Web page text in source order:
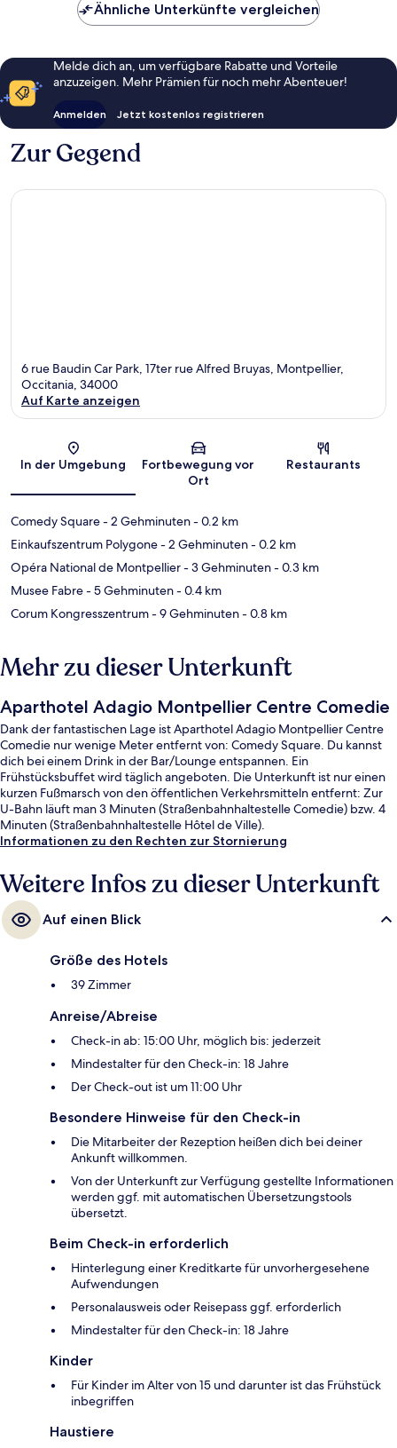
Ähnliche Unterkünfte vergleichen
Melde dich an, um verfügbare Rabatte und Vorteile
anzuzeigen. Mehr Prämien für noch mehr Abenteuer!
Anmelden Jetzt kostenlos registrieren
Zur Gegend
6 rue Baudin Car Park, 17ter rue Alfred Bruyas, Montpellier,
Occitania, 34000
Auf Karte anzeigen
In der Umgebung
Fortbewegung vor
Ort
Restaurants
Comedy Square- 2 Gehminuten- 0.2 km
Einkaufszentrum Polygone- 2 Gehminuten- 0.2 km
Opéra National de Montpellier- 3 Gehminuten- 0.3 km
Musee Fabre- 5 Gehminuten- 0.4 km
Corum Kongresszentrum- 9 Gehminuten- 0.8 km
Mehr zu dieser Unterkunft
Aparthotel Adagio Montpellier Centre Comedie
Dank der fantastischen Lage ist Aparthotel Adagio Montpellier Centre
Comedie nur wenige Meter entfernt von: Comedy Square. Du kannst
dich bei einem Drink in der Bar/Lounge entspannen. Ein
Frühstücksbuffet wird täglich angeboten. Die Unterkunft ist nur einen
kurzen Fußmarsch von den öffentlichen Verkehrsmitteln entfernt: Zur
U-Bahn läuft man 3 Minuten (Straßenbahnhaltestelle Comedie) bzw. 4
Minuten (Straßenbahnhaltestelle Hôtel de Ville).
Informationen zu den Rechten zur Stornierung
Weitere Infos zu dieser Unterkunft
Auf einen Blick
Größe des Hotels
39 Zimmer
Anreise/Abreise
Check-in ab: 15:00 Uhr, möglich bis: jederzeit
Mindestalter für den Check-in: 18 Jahre
Der Check-out ist um 11:00 Uhr
Besondere Hinweise für den Check-in
Die Mitarbeiter der Rezeption heißen dich bei deiner
Ankunft willkommen.
Von der Unterkunft zur Verfügung gestellte Informationen
werden ggf. mit automatischen Übersetzungstools
übersetzt.
Beim Check-in erforderlich
Hinterlegung einer Kreditkarte für unvorhergesehene
Aufwendungen
Personalausweis oder Reisepass ggf. erforderlich
Mindestalter für den Check-in: 18 Jahre
Kinder
Für Kinder im Alter von 15 und darunter ist das Frühstück
inbegriffen
Haustiere